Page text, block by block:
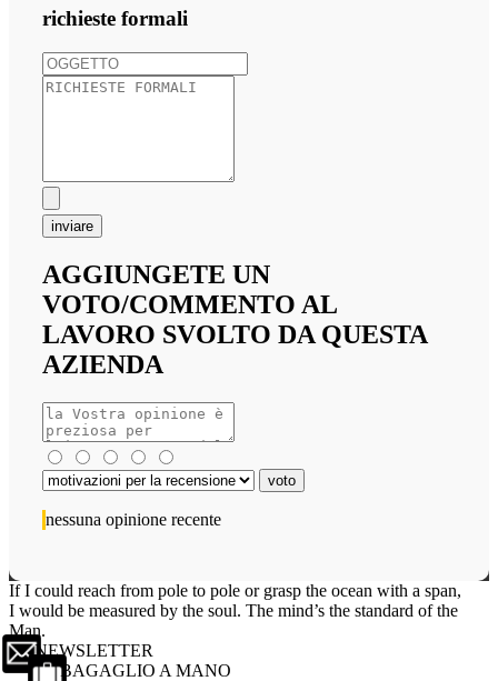
richieste formali
inviare
AGGIUNGETE UN
VOTO/COMMENTO AL
LAVORO SVOLTO DA QUESTA
AZIENDA
nessuna opinione recente
If I could reach from pole to pole or grasp the ocean with a span,
I would be measured by the soul. The mind’s the standard of the
Man.
NEWSLETTER
BAGAGLIO A MANO